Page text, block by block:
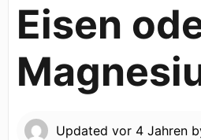
Eisen
Updated vor 4 Jahren